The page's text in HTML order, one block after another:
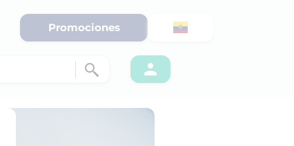
Promociones